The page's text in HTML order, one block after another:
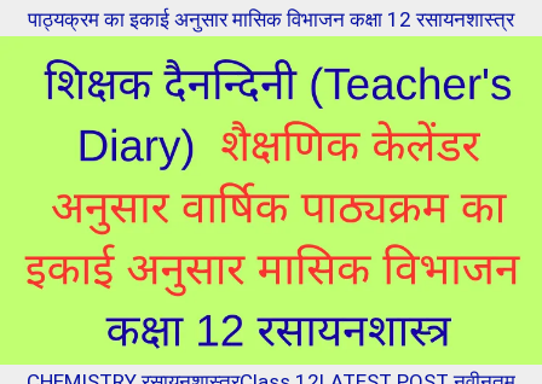
पाठ्यक्रम का इकाई अनुसार मासिक विभाजन कक्षा 12 रसायनशास्त्र